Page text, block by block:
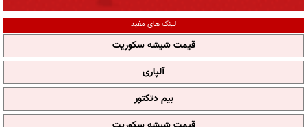
لینک های مفید
قیمت شیشه سکوریت
آلپاری
بیم دتکتور